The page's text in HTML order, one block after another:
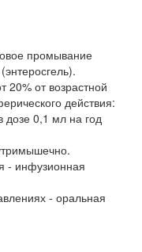
промывание
от возрастной
действия:
дозе 0,1 мл на год
- инфузионная
- оральная